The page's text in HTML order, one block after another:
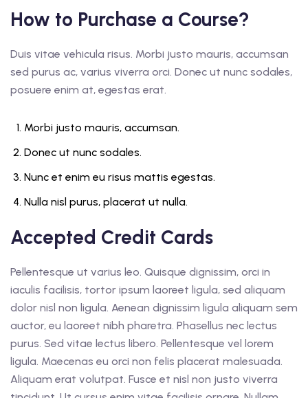
How to Purchase a Course?
Duis vitae vehicula risus. Morbi justo mauris, accumsan
sed purus ac, varius viverra orci. Donec ut nunc sodales,
posuere enim at, egestas erat.
Morbi justo mauris, accumsan.
Donec ut nunc sodales.
Nunc et enim eu risus mattis egestas.
Nulla nisl purus, placerat ut nulla.
Accepted Credit Cards
Pellentesque ut varius leo. Quisque dignissim, orci in
iaculis facilisis, tortor ipsum laoreet ligula, sed aliquam
dolor nisl non ligula. Aenean dignissim ligula aliquam sem
auctor, eu laoreet nibh pharetra. Phasellus nec lectus
purus. Sed vitae lectus libero. Pellentesque vel lorem
ligula. Maecenas eu orci non felis placerat malesuada.
Aliquam erat volutpat. Fusce et nisl non justo viverra